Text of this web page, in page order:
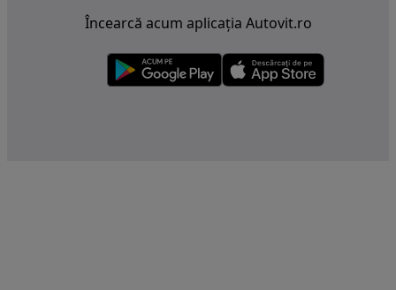
Încearcă acum aplicația Autovit.ro